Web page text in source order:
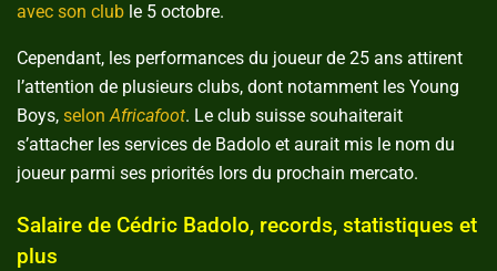
avec son club le 5 octobre.
Cependant, les performances du joueur de 25 ans attirent
l’attention de plusieurs clubs, dont notamment les Young
Boys, selonAfricafoot. Le club suisse souhaiterait
s’attacher les services de Badolo et aurait mis le nom du
joueur parmi ses priorités lors du prochain mercato.
Salaire de Cédric Badolo, records, statistiques et
plus